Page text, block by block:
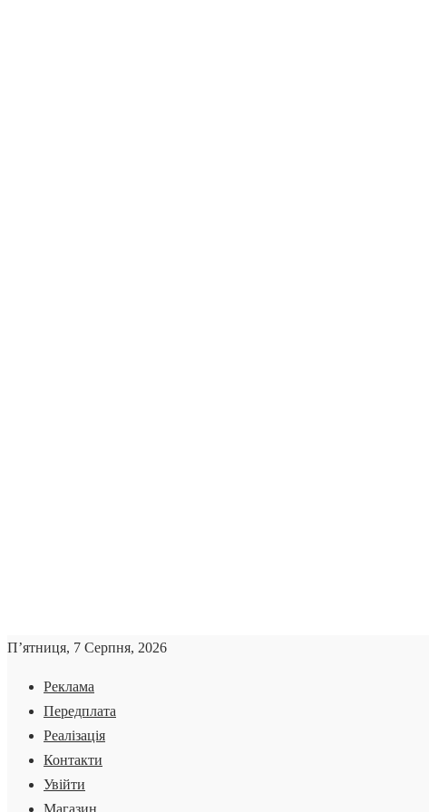
П’ятниця, 7 Серпня, 2026
Реклама
Передплата
Реалізація
Контакти
Увійти
Магазин